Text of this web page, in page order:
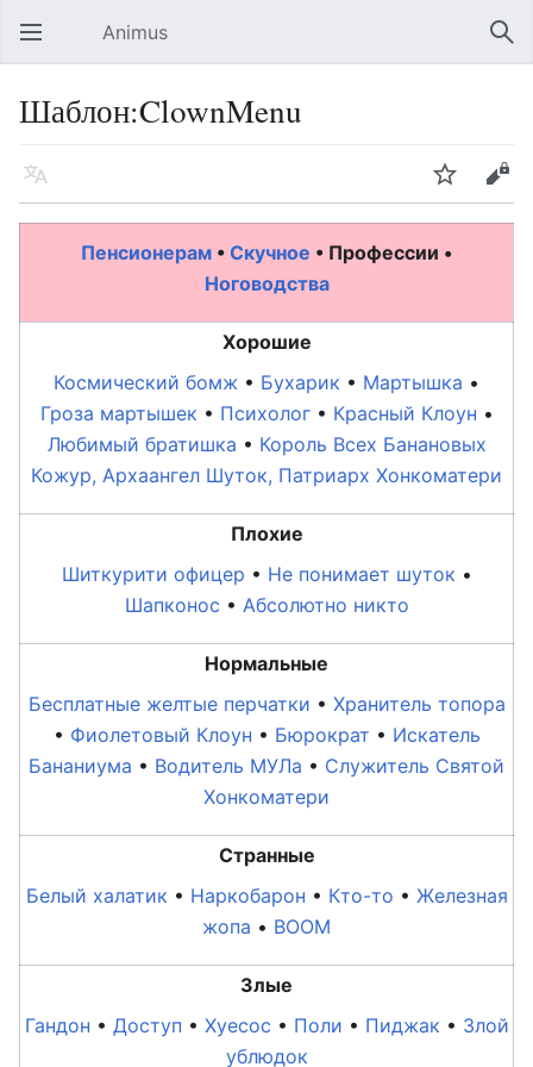
Открыть главное меню Animus
Шаблон:ClownMenu
Язык Следить
Пенсионерам • Скучное • Профессии •
Ноговодства
Хорошие
Космический бомж • Бухарик • Мартышка •
Гроза мартышек • Психолог• Красный Клоун •
Любимый братишка • Король Всех Банановых
Кожур, Архаангел Шуток, Патриарх Хонкоматери
Плохие
Шиткурити офицер • Не понимает шуток •
Шапконос • Абсолютно никто
Нормальные
Бесплатные желтые перчатки • Хранитель топора
• Фиолетовый Клоун • Бюрократ • Искатель
Бананиума • Водитель МУЛа • Служитель Святой
Хонкоматери
Странные
Белый халатик • Наркобарон • Кто-то • Железная
жопа • BOOM
Злые
Гандон • Доступ • Хуесос • Поли • Пиджак • Злой
ублюдок